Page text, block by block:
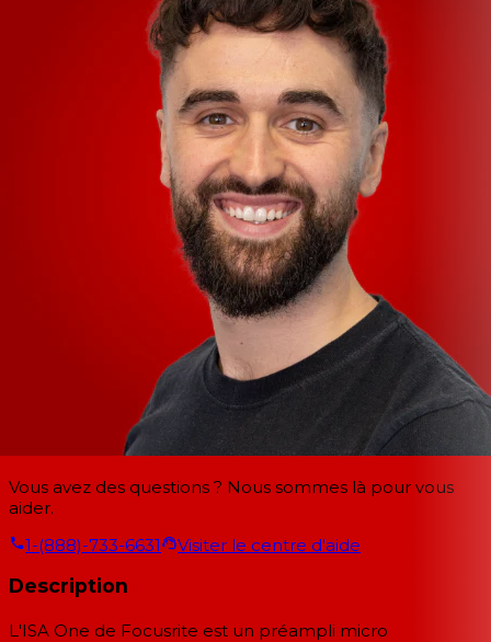
Vous avez des questions ? Nous sommes là pour vous
aider.
1-(888)-733-6631
Visiter le centre d'aide
Description
L'ISA One de Focusrite est un préampli micro